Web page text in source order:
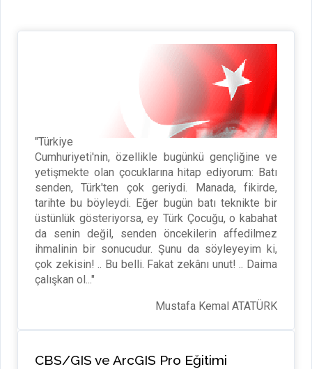
"Türkiye
Cumhuriyeti'nin, özellikle bugünkü gençliğine ve
yetişmekte olan çocuklarına hitap ediyorum: Batı
senden, Türk'ten çok geriydi. Manada, fikirde,
tarihte bu böyleydi. Eğer bugün batı teknikte bir
üstünlük gösteriyorsa, ey Türk Çocuğu, o kabahat
da senin değil, senden öncekilerin affedilmez
ihmalinin bir sonucudur. Şunu da söyleyeyim ki,
çok zekisin! .. Bu belli. Fakat zekânı unut! .. Daima
çalışkan ol..."
Mustafa Kemal ATATÜRK
CBS/GIS ve ArcGIS Pro Eğitimi